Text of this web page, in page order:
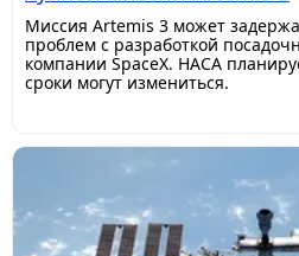
Миссия Artemis 3 может
проблем с разработкой
компании SpaceX. НАСА
сроки могут измениться.